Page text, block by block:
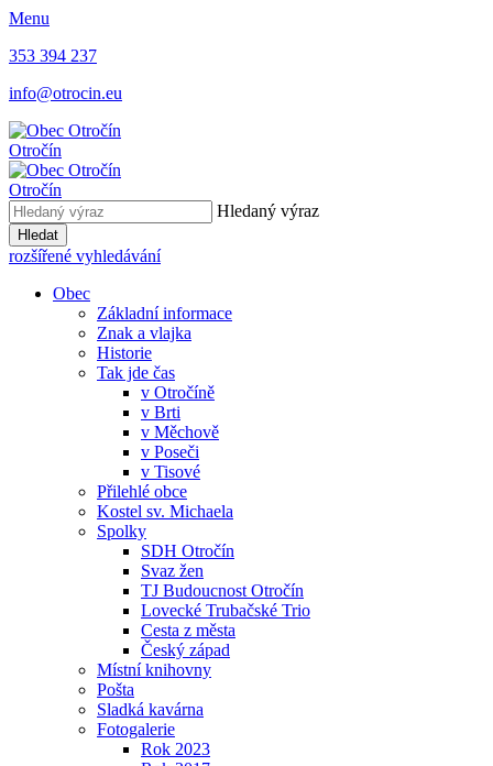
Menu
353 394 237
info@otrocin.eu
Otročín
Otročín
Hledaný výraz
Hledat
rozšířené vyhledávání
Obec
Základní informace
Znak a vlajka
Historie
Tak jde čas
v Otročíně
v Brti
v Měchově
v Poseči
v Tisové
Přilehlé obce
Kostel sv. Michaela
Spolky
SDH Otročín
Svaz žen
TJ Budoucnost Otročín
Lovecké Trubačské Trio
Cesta z města
Český západ
Místní knihovny
Pošta
Sladká kavárna
Fotogalerie
Rok 2023